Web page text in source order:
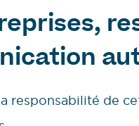
responsabilité de